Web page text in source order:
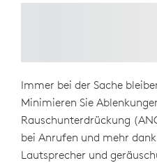
Immer bei der Sache
Minimieren Sie
Rauschunterdrückung
bei Anrufen und mehr
Lautsprecher und